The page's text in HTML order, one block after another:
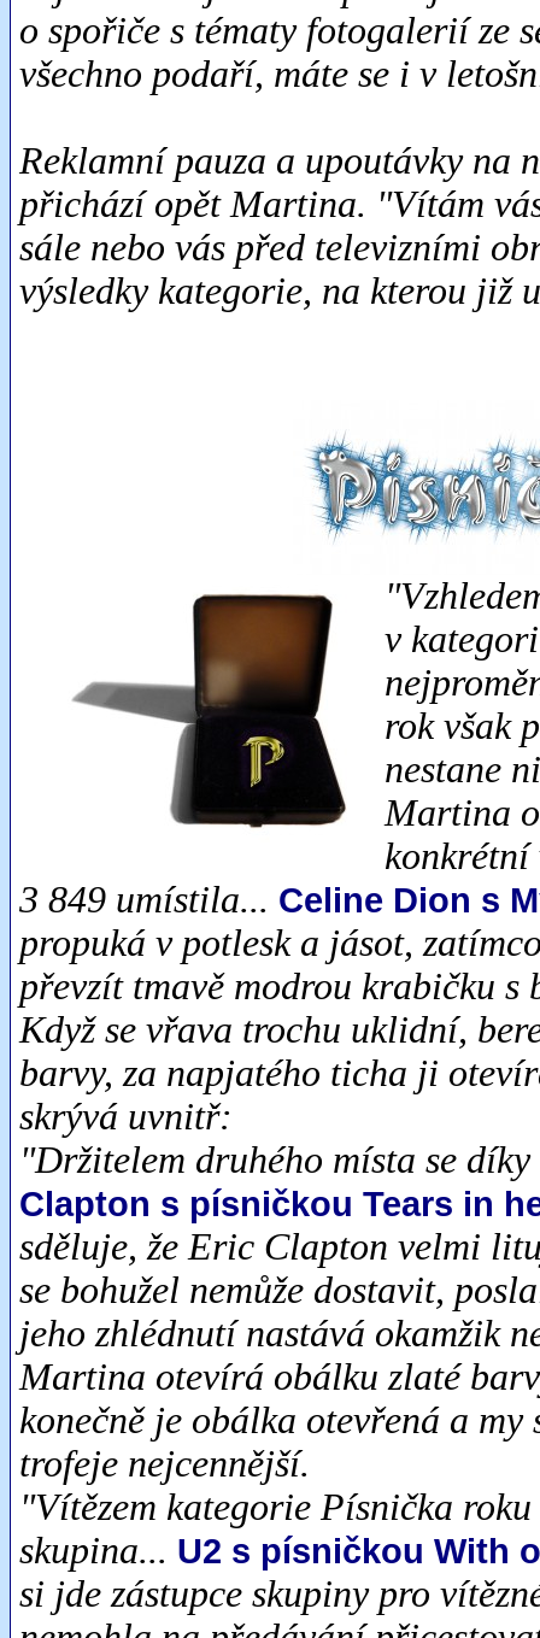
o spořiče s tématy fotogalerií ze
všechno podaří, máte se i v
Reklamní pauza a upoutávky na
přichází opět Martina. "Vítám
sále nebo vás před televizními
výsledky kategorie, na kterou již
v
rok však
nestane
Martina
konkrétní
3 849 umístila... Celine Dion s
propuká v potlesk a jásot,
převzít tmavě modrou krabičku s
Když se vřava trochu uklidní,
barvy, za napjatého ticha ji
skrývá uvnitř:
"Držitelem druhého místa se
Clapton s písničkou Tears in
sděluje, že Eric Clapton velmi
se bohužel nemůže dostavit,
jeho zhlédnutí nastává okamžik
Martina otevírá obálku zlaté
konečně je obálka otevřená a
trofeje nejcennější.
"Vítězem kategorie Písnička
skupina... U2 s písničkou With
si jde zástupce skupiny pro